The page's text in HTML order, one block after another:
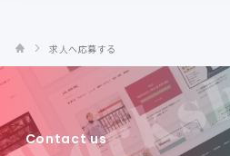
求人へ応募する
Contact us